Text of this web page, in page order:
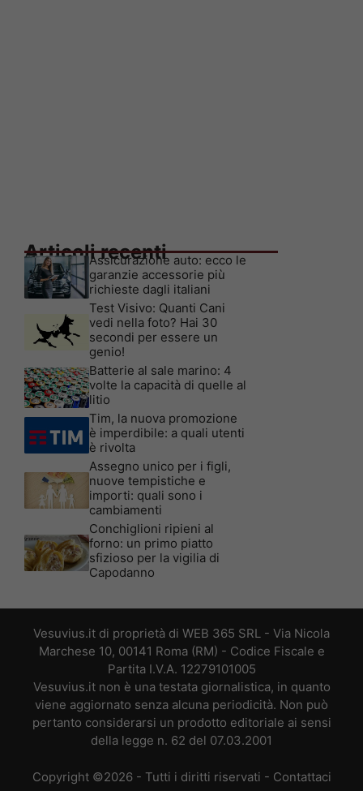
Articoli recenti
Assicurazione auto: ecco le
garanzie accessorie più
richieste dagli italiani
Test Visivo: Quanti Cani
vedi nella foto? Hai 30
secondi per essere un
genio!
Batterie al sale marino: 4
volte la capacità di quelle al
litio
Tim, la nuova promozione
è imperdibile: a quali utenti
è rivolta
Assegno unico per i figli,
nuove tempistiche e
importi: quali sono i
cambiamenti
Conchiglioni ripieni al
forno: un primo piatto
sfizioso per la vigilia di
Capodanno
Vesuvius.it di proprietà di WEB 365 SRL - Via Nicola
Marchese 10, 00141 Roma (RM) - Codice Fiscale e
Partita I.V.A. 12279101005
Vesuvius.it non è una testata giornalistica, in quanto
viene aggiornato senza alcuna periodicità. Non può
pertanto considerarsi un prodotto editoriale ai sensi
della legge n. 62 del 07.03.2001
Copyright ©2026 - Tutti i diritti riservati - Contattaci